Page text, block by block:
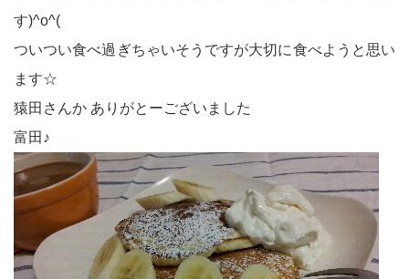
す)^o^(
ついつい食べ過ぎちゃいそうですが大切に食べようと思い
ます☆
猿田さんか ありがとーございました
富田♪